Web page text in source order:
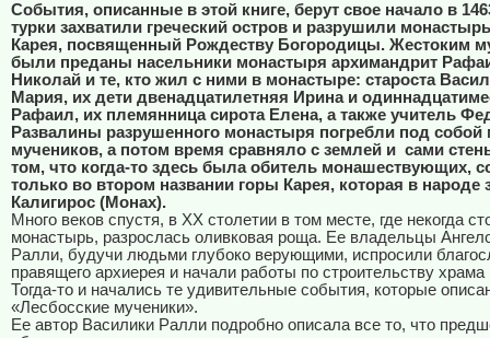
События, описанные в этой книге, берут свое начало в
турки захватили греческий остров и разрушили
Карея, посвященный Рождеству Богородицы. Жестоким
были преданы насельники монастыря архимандрит
Николай и те, кто жил с ними в монастыре: староста
Мария, их дети двенадцатилетняя Ирина и
Рафаил, их племянница сирота Елена, а также учитель
Развалины разрушенного монастыря погребли под
мучеников, а потом время сравняло с землей и сами
том, что когда-то здесь была обитель монашествующих,
только во втором названии горы Карея, которая в народе
Калигирос (Монах).
Много веков спустя, в ХХ столетии в том месте, где некогда
монастырь, разрослась оливковая роща. Ее владельцы
Ралли, будучи людьми глубоко верующими, испросили
правящего архиерея и начали работы по строительству храма
Тогда-то и начались те удивительные события, которые
«Лесбосские мученики».
Ее автор Василики Ралли подробно описала все то, что